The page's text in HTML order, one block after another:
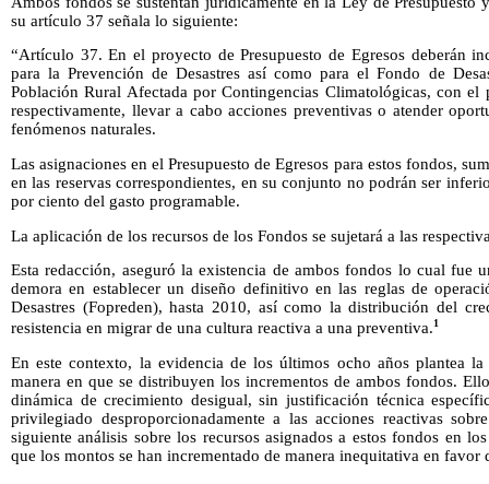
su artículo 37 señala lo siguiente:
“Artículo 37. En el proyecto de Presupuesto de Egresos deberán
para la Prevención de Desastres así como para el Fondo de
Población Rural Afectada por Contingencias Climatológicas, con el
respectivamente, llevar a cabo acciones preventivas o atender
fenómenos naturales.
Las asignaciones en el Presupuesto de Egresos para estos fondos,
en las reservas correspondientes, en su conjunto no podrán ser
por ciento del gasto programable.
La aplicación de los recursos de los Fondos se sujetará a las
Esta redacción, aseguró la existencia de ambos fondos lo cual fue
demora en establecer un diseño definitivo en las reglas de
Desastres (Fopreden), hasta 2010, así como la distribución del
resistencia en migrar de una cultura reactiva a una preventiva.1
En este contexto, la evidencia de los últimos ocho años plantea la
manera en que se distribuyen los incrementos de ambos fondos.
dinámica de crecimiento desigual, sin justificación técnica
privilegiado desproporcionadamente a las acciones reactivas
siguiente análisis sobre los recursos asignados a estos fondos en
que los montos se han incrementado de manera inequitativa en favor